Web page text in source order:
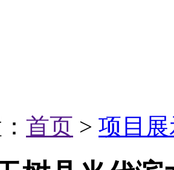
首页 > 项目